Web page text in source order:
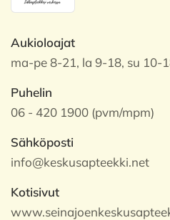
Aukioloajat
ma-pe 8-21, la 9-18, su 10-
Puhelin
06 - 420 1900 (pvm/mpm)
Sähköposti
info@keskusapteekki.net
Kotisivut